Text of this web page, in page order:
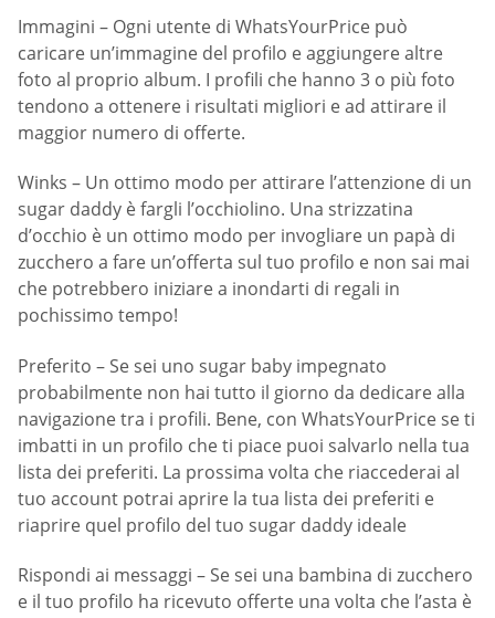
Immagini – Ogni utente di WhatsYourPrice può
caricare un’immagine del profilo e aggiungere altre
foto al proprio album. I profili che hanno 3 o più foto
tendono a ottenere i risultati migliori e ad attirare il
maggior numero di offerte.
Winks – Un ottimo modo per attirare l’attenzione di un
sugar daddy è fargli l’occhiolino. Una strizzatina
d’occhio è un ottimo modo per invogliare un papà di
zucchero a fare un’offerta sul tuo profilo e non sai mai
che potrebbero iniziare a inondarti di regali in
pochissimo tempo!
Preferito – Se sei uno sugar baby impegnato
probabilmente non hai tutto il giorno da dedicare alla
navigazione tra i profili. Bene, con WhatsYourPrice se ti
imbatti in un profilo che ti piace puoi salvarlo nella tua
lista dei preferiti. La prossima volta che riaccederai al
tuo account potrai aprire la tua lista dei preferiti e
riaprire quel profilo del tuo sugar daddy ideale
Rispondi ai messaggi – Se sei una bambina di zucchero
e il tuo profilo ha ricevuto offerte una volta che l’asta è